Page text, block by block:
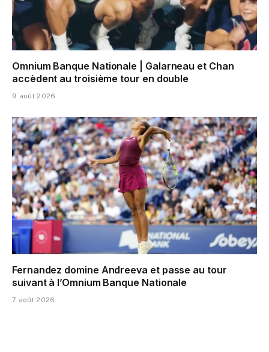
Omnium Banque Nationale | Galarneau et Chan
accèdent au troisième tour en double
9 août 2026
Fernandez domine Andreeva et passe au tour
suivant à l’Omnium Banque Nationale
7 août 2026